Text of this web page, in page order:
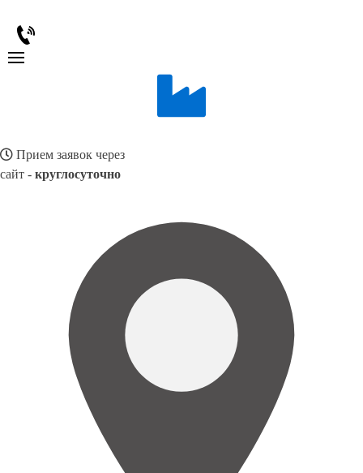
Прием заявок через
сайт - круглосуточно